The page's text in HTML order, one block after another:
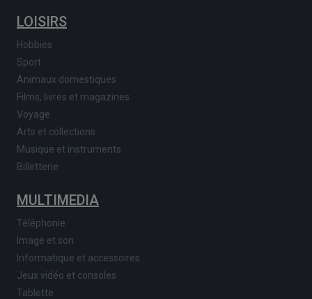
LOISIRS
Hobbies
Sport
Animaux domestiques
Films, livres et magazines
Voyage
Arts et collections
Musique et instruments
Billetterie
MULTIMEDIA
Téléphonie
Image et son
Informatique et accessoires
Jeux vidéo et consoles
Tablette